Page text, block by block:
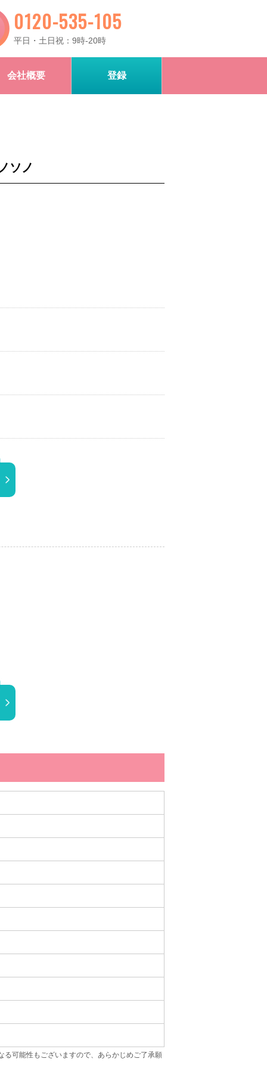
0120-535-105
平日・土日祝：9時-20時
会社概要 登録
ソノ
可能性もございますので、あらかじめご了承願